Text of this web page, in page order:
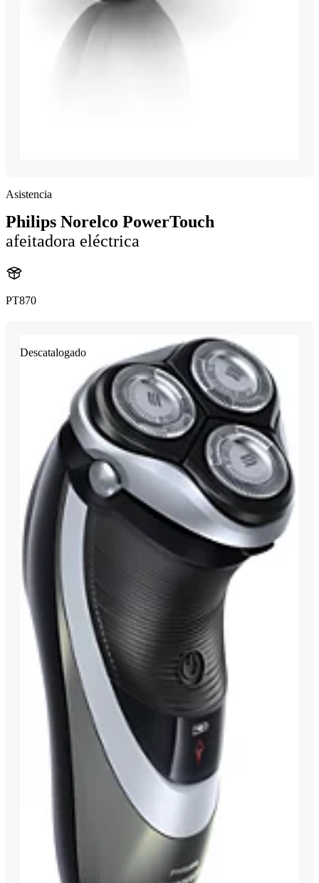
Asistencia
Philips Norelco PowerTouch
afeitadora eléctrica
PT870
Descatalogado